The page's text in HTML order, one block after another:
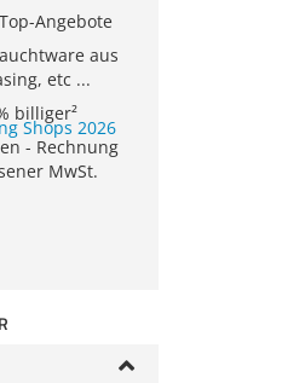
Angebote
aus
etc ...
billiger²
- Rechnung
MwSt.